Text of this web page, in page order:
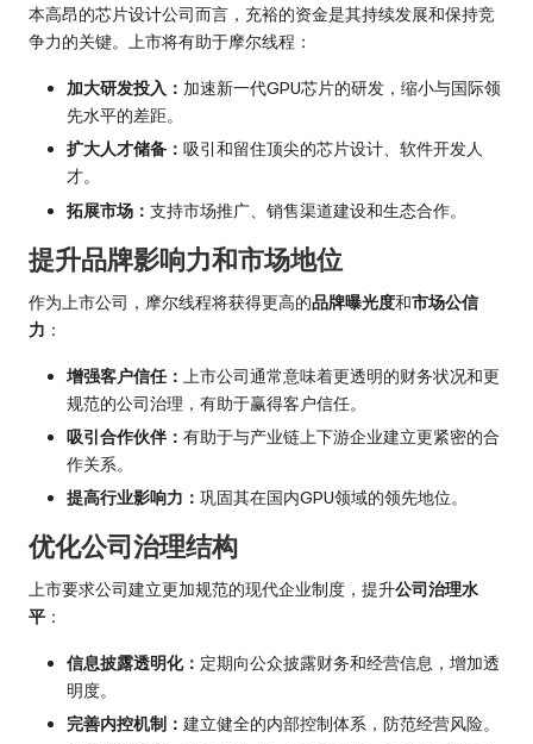
本高昂的芯片设计公司而言，充裕的资金是其持续发展和保持竞
争力的关键。上市将有助于摩尔线程：
加大研发投入： 加速新一代GPU芯片的研发，缩小与国际领
先水平的差距。
扩大人才储备： 吸引和留住顶尖的芯片设计、软件开发人
才。
拓展市场： 支持市场推广、销售渠道建设和生态合作。
提升品牌影响力和市场地位
作为上市公司，摩尔线程将获得更高的品牌曝光度和市场公信
力 ：
增强客户信任：
上市公司通常意味着更透明的财务状况和更
规范的公司治理，有助于赢得客户信任。
吸引合作伙伴： 有助于与产业链上下游企业建立更紧密的合
作关系。
提高行业影响力： 巩固其在国内GPU领域的领先地位。
优化公司治理结构
上市要求公司建立更加规范的现代企业制度，提升公司治理水
平 ：
信息披露透明化： 定期向公众披露财务和经营信息，增加透
明度。
完善内控机制： 建立健全的内部控制体系，防范经营风险。